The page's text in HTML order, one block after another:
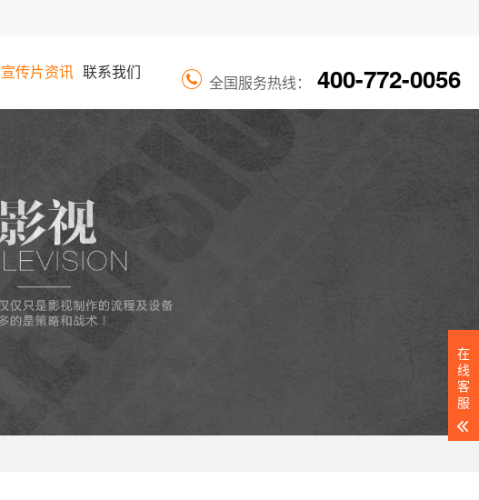
全国服务热线： 400-772-0056
宣传片资讯 联系我们
在
线
客
服